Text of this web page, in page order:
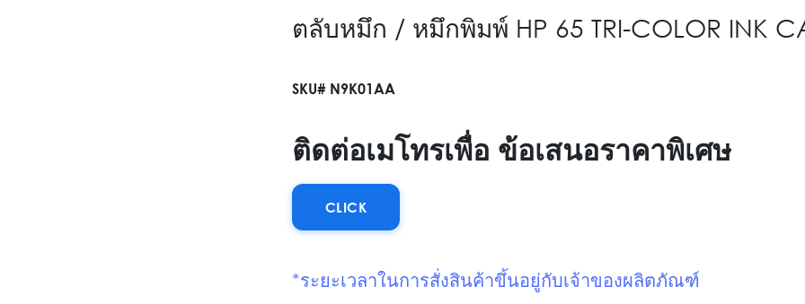
ตลับหมึก / หมึกพิมพ์ HP 65 TRI-COLOR INK
SKU# N9K01AA
ติดต่อเมโทรเพื่อ ข้อเสนอราคาพิเศษ
CLICK
*ระยะเวลาในการสั่งสินค้าขึ้นอยู่กับเจ้าของผลิตภัณฑ์